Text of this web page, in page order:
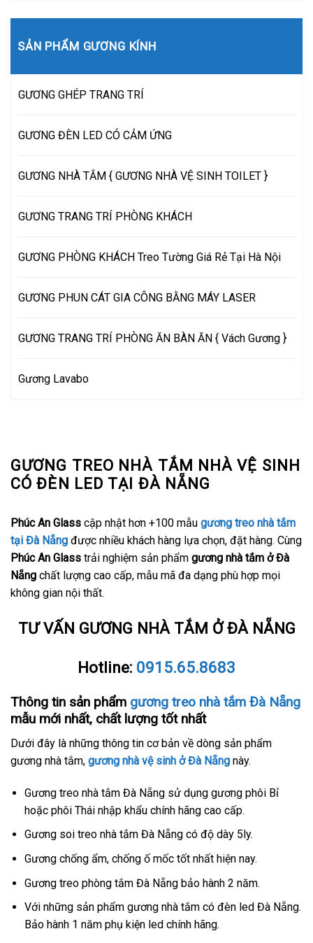
GƯƠNG TREO NHÀ TẮM NHÀ VỆ SINH
CÓ ĐÈN LED TẠI ĐÀ NẴNG
Phúc An Glass cập nhật hơn +100 mẫu gương treo nhà tắm
tại Đà Nẵng được nhiều khách hàng lựa chọn, đặt hàng. Cùng
Phúc An Glass trải nghiệm sản phẩm gương nhà tắm ở Đà
Nẵng chất lượng cao cấp, mẫu mã đa dạng phù hợp mọi
không gian nội thất.
TƯ VẤN GƯƠNG NHÀ TẮM Ở ĐÀ NẴNG
Hotline: 0915.65.8683
Thông tin sản phẩm gương treo nhà tắm Đà Nẵng
mẫu mới nhất, chất lượng tốt nhất
Dưới đây là những thông tin cơ bản về dòng sản phẩm
gương nhà tắm, gương nhà vệ sinh ở Đà Nẵng này.
Gương treo nhà tắm Đà Nẵng sử dụng gương phôi Bỉ
hoặc phôi Thái nhập khẩu chính hãng cao cấp.
Gương soi treo nhà tắm Đà Nẵng có độ dày 5ly.
Gương chống ẩm, chống ố mốc tốt nhất hiện nay.
Gương treo phòng tắm Đà Nẵng bảo hành 2 năm.
Với những sản phẩm gương nhà tắm có đèn led Đà Nẵng.
Bảo hành 1 năm phụ kiện led chính hãng.
SẢN PHẨM GƯƠNG KÍNH
GƯƠNG GHÉP TRANG TRÍ
GƯƠNG ĐÈN LED CÓ CẢM ỨNG
GƯƠNG NHÀ TẮM { GƯƠNG NHÀ VỆ SINH TOILET }
GƯƠNG TRANG TRÍ PHÒNG KHÁCH
GƯƠNG PHÒNG KHÁCH Treo Tường Giá Rẻ Tại Hà Nội
GƯƠNG PHUN CÁT GIA CÔNG BẰNG MÁY LASER
GƯƠNG TRANG TRÍ PHÒNG ĂN BÀN ĂN { Vách Gương }
Gương Lavabo